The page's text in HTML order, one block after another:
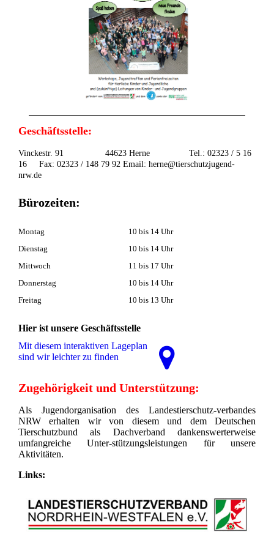
Geschäftsstelle:
Vinckestr. 91 44623 Herne Tel.: 02323 / 5 16
16 Fax: 02323 / 148 79 92 Email: herne@tierschutzjugend-
nrw.de
Bürozeiten:
Montag
10 bis 14 Uhr
Dienstag
10 bis 14 Uhr
Mittwoch
11 bis 17 Uhr
Donnerstag
10 bis 14 Uhr
Freitag
10 bis 13 Uhr
Hier ist unsere Geschäftsstelle
Mit diesem interaktiven La­ge­plan
sind wir leichter zu finden
Zugehörigkeit und Unterstützung:
Als Jugendorganisation des Landestierschutz-verbandes
NRW erhalten wir von diesem und dem Deutschen
Tierschutzbund als Dachverband dankenswerterweise
umfangreiche Unter-stützungsleistungen für unsere
Aktivitäten.
Links: